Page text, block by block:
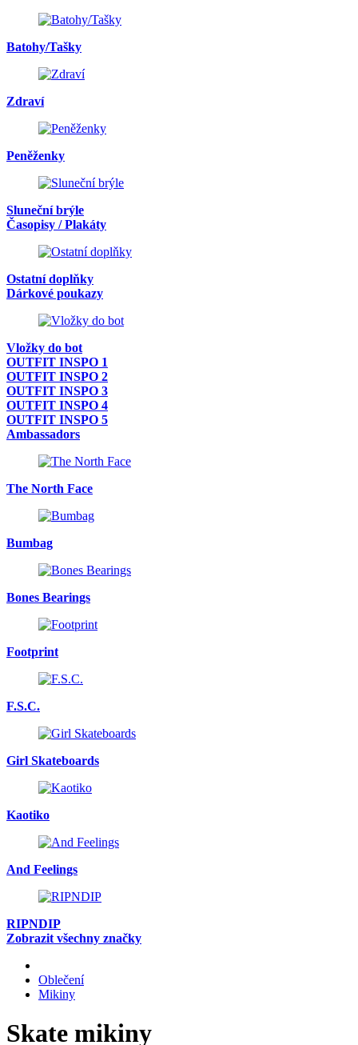
Batohy/Tašky
Zdraví
Peněženky
Sluneční brýle
Časopisy / Plakáty
Ostatní doplňky
Dárkové poukazy
Vložky do bot
OUTFIT INSPO 1
OUTFIT INSPO 2
OUTFIT INSPO 3
OUTFIT INSPO 4
OUTFIT INSPO 5
Ambassadors
The North Face
Bumbag
Bones Bearings
Footprint
F.S.C.
Girl Skateboards
Kaotiko
And Feelings
RIPNDIP
Zobrazit všechny značky
Oblečení
Mikiny
Skate mikiny